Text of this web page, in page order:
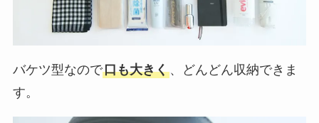
バケツ型なので口も大きく、どんどん収納できま
す。